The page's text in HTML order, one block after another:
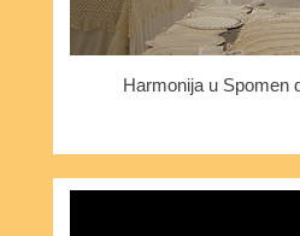
Harmonija u Spomen